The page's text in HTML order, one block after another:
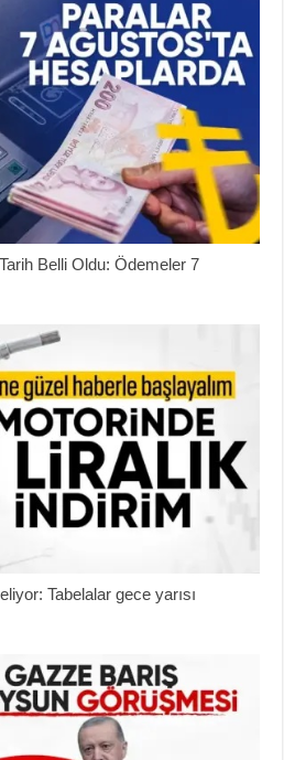
Belli Oldu: Ödemeler 7
Tabelalar gece yarısı